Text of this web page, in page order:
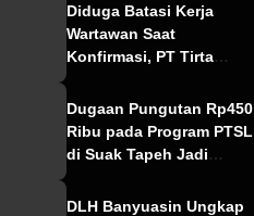
Diduga Batasi Kerja
Wartawan Saat
Konfirmasi, PT Tirta
Sorotan
Dugaan Pungutan Rp450
Ribu pada Program PTSL
di Suak Tapeh Jadi
Kasus Sembawa Terulang
DLH Banyuasin Ungkap